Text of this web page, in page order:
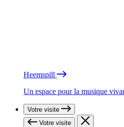
Heemspill
Un espace pour la musique
Votre visite
Votre visite